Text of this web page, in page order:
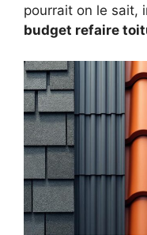
pourrait on le sait,
budget refaire